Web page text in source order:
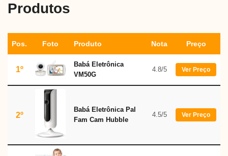
Produtos
Pos. Foto Produto Nota Preço
1º
Babá Eletrônica
VM50G
4.8/5 Ver Preço
2º
Babá Eletrônica Pal
Fam Cam Hubble
4.5/5 Ver Preço